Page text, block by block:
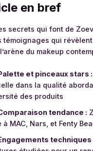
en bref
secrets qui font de
témoignages qui
du makeup
et pinceaux stars :
dans la qualité
des produits
tendance :
à MAC, Nars, et Fenty
techniques